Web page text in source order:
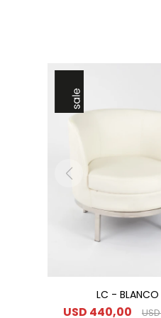
LC - BLANCO
USD 440,00 USD